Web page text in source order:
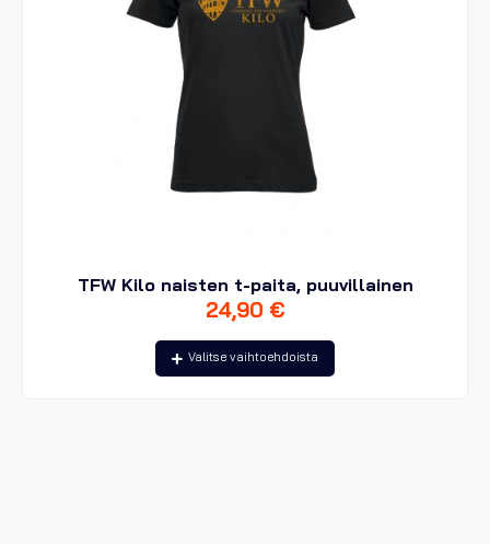
TFW Kilo naisten t-paita, puuvillainen
24,90 €
Valitse vaihtoehdoista
Tällä
tuotteella